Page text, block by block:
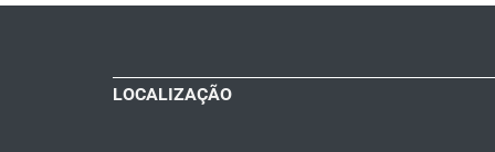
LOCALIZAÇÃO